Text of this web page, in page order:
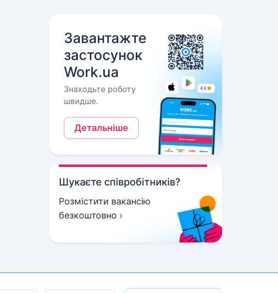
Завантажте
застосунок
Work.ua
Знаходьте роботу
швидше.
Детальніше
Шукаєте співробітників?
Розмістити вакансію
безкоштовно